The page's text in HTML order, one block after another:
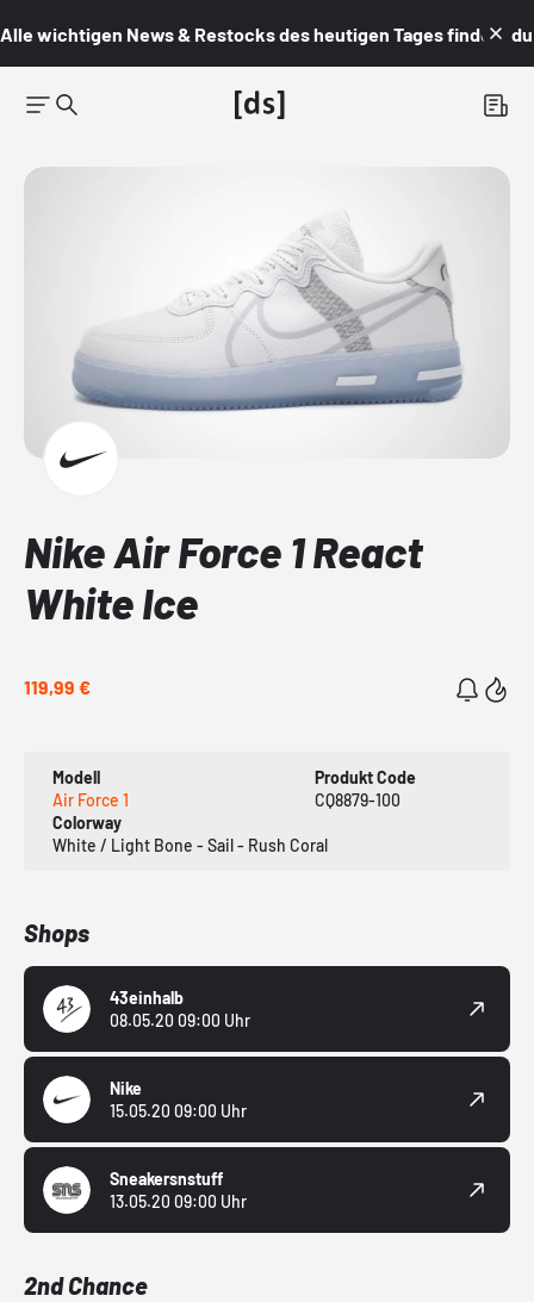
Alle wichtigen News & Restocks des heutigen Tages findest du
Nike Air Force 1 React
White Ice
119,99 €
Modell
Air Force 1
Produkt Code
CQ8879-100
Colorway
White / Light Bone - Sail - Rush Coral
Shops
43einhalb
08.05.20 09:00 Uhr
Nike
15.05.20 09:00 Uhr
Sneakersnstuff
13.05.20 09:00 Uhr
2nd Chance